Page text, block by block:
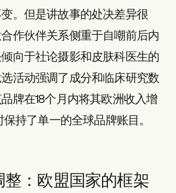
。但是讲故事的处决差异很
作伙伴关系侧重于自嘲前后内
向于社论摄影和皮肤科医生的
活动强调了成分和临床研究数
牌在18个月内将其欧洲收入增
持了单一的全球品牌账目。
整：欧盟国家的框架